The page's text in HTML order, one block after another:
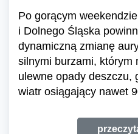
Po gorącym
i Dolnego Śląska
dynamiczną zmianę
silnymi burzami, którym
ulewne opady deszczu,
wiatr osiągający nawet